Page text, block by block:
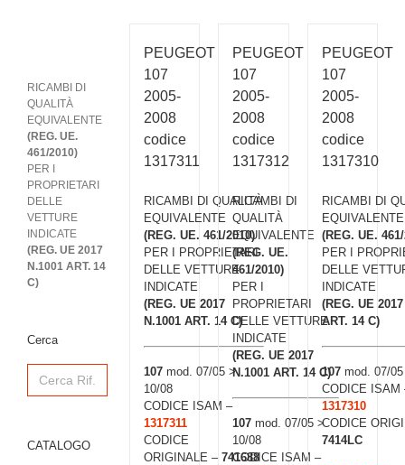
PEUGEOT
107
2005-
2008
codice
1317311
RICAMBI DI QUALITÀ
EQUIVALENTE
(REG. UE. 461/2010)
PER I PROPRIETARI
DELLE VETTURE
INDICATE
(REG. UE 2017
N.1001 ART. 14 C)
107mod. 07/05 >
10/08
CODICE ISAM –
1317311
CODICE
ORIGINALE – 741688
PEUGEOT
107
2005-
2008
codice
1317312
RICAMBI DI
QUALITÀ
EQUIVALENTE
(REG. UE.
461/2010)
PER I
PROPRIETARI
DELLE VETTURE
INDICATE
(REG. UE 2017
N.1001 ART. 14 C)
107 mod. 07/05 >
10/08
CODICE ISAM –
PEUGEOT
107
2005-
2008
codice
1317310
RICAMBI DI
EQUIVALENTE
(REG. UE.
PER I
DELLE
INDICATE
(REG. UE
ART. 14 C)
107mod. 07/05
CODICE ISAM
1317310
CODICE
7414LC
RICAMBI DI
QUALITÀ
EQUIVALENTE
(REG. UE.
461/2010)
PER I
PROPRIETARI
DELLE
VETTURE
INDICATE
(REG. UE 2017
N.1001 ART. 14
C)
Cerca
Search
for:
CATALOGO